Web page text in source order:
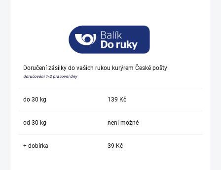
Doručení zásilky do vašich rukou kurýrem České pošty
doručování 1-2 pracovní dny
do 30 kg 139 Kč
od 30 kg není možné
+ dobírka 39 Kč